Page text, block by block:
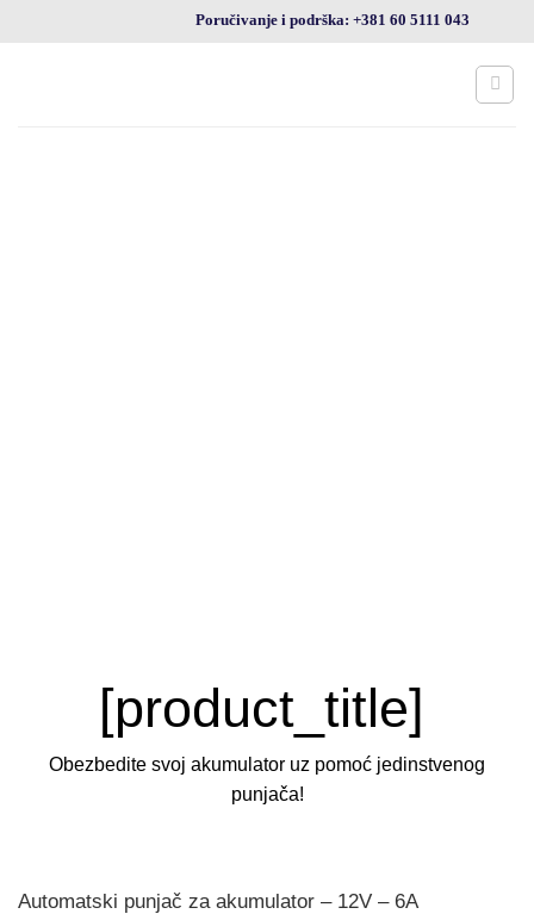
Poručivanje i podrška: +381 60 5111 043
[product_title]
Obezbedite svoj akumulator uz pomoć jedinstvenog
punjača!
Automatski punjač za akumulator – 12V – 6A